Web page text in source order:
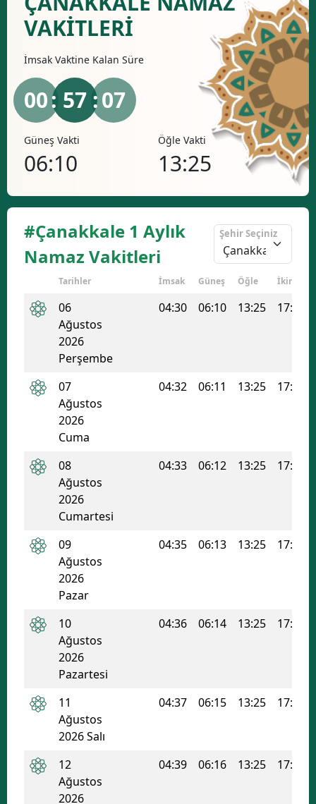
Bilecik
Bursa
Denizli
Diyarbakır
Erzincan
Isparta
İzmir
Kastamonu
VAKİTLERİ
İmsak Vaktine Kalan Süre
00: 57 :07
Güneş Vakti
06:10
Öğle Vakti
13:25
#Çanakkale 1 Aylık
Namaz Vakitleri
Şehir Seçiniz
Tarihler İmsak Güneş Öğle İkindi
06
Ağustos
2026
Perşembe
04:30 06:10 13:25 17:17
07
Ağustos
2026
Cuma
04:32 06:11 13:25 17:16
08
Ağustos
2026
Cumartesi
04:33 06:12 13:25 17:16
09
Ağustos
2026
Pazar
04:35 06:13 13:25 17:16
10
Ağustos
2026
Pazartesi
04:36 06:14 13:25 17:15
11
Ağustos
2026 Salı
04:37 06:15 13:25 17:15
12
Ağustos
2026
04:39 06:16 13:25 17:14